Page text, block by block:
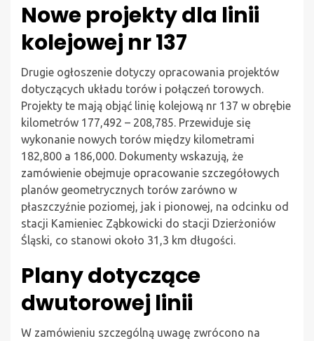
Nowe projekty dla linii
kolejowej nr 137
Drugie ogłoszenie dotyczy opracowania projektów
dotyczących układu torów i połączeń torowych.
Projekty te mają objąć linię kolejową nr 137 w obrębie
kilometrów 177,492 – 208,785. Przewiduje się
wykonanie nowych torów między kilometrami
182,800 a 186,000. Dokumenty wskazują, że
zamówienie obejmuje opracowanie szczegółowych
planów geometrycznych torów zarówno w
płaszczyźnie poziomej, jak i pionowej, na odcinku od
stacji Kamieniec Ząbkowicki do stacji Dzierżoniów
Śląski, co stanowi około 31,3 km długości.
Plany dotyczące
dwutorowej linii
W zamówieniu szczególną uwagę zwrócono na